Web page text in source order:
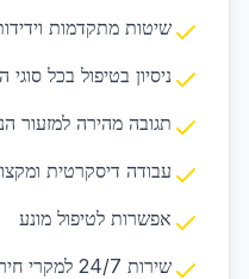
שיטות מתקדמות
ניסיון בטיפול בכל
תגובה מהירה למזעור
עבודה דיסקרטית
אפשרות לטיפול מונע
שירות 24/7 למקרי חירום